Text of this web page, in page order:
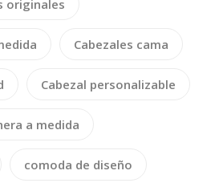
originales
Cabezales cama
Cabezal personalizable
a medida
comoda de diseño